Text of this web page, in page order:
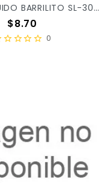
SILICON LIQUIDO BARRILITO SL-30ML X/24
Precio
$8.70
0